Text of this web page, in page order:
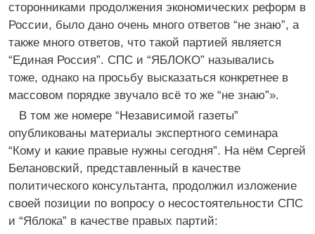
сторонниками продолжения экономических реформ в
России, было дано очень много ответов “не знаю”, а
также много ответов, что такой партией является
“Единая Россия”. СПС и “ЯБЛОКО” назывались
тоже, однако на просьбу высказаться конкретнее в
массовом порядке звучало всё то же “не знаю”».
В том же номере “Независимой газеты”
опубликованы материалы экспертного семинара
“Кому и какие правые нужны сегодня”. На нём Сергей
Белановский, представленный в качестве
политического консультанта, продолжил изложение
своей позиции по вопросу о несостоятельности СПС
и “Яблока” в качестве правых партий: